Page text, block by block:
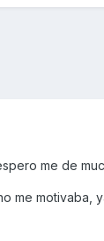
me de
me motivaba,